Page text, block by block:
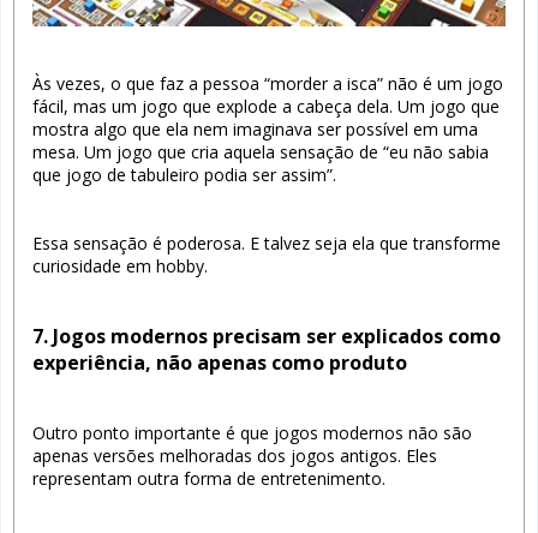
Às vezes, o que faz a pessoa “morder a isca” não é um jogo
fácil, mas um jogo que explode a cabeça dela. Um jogo que
mostra algo que ela nem imaginava ser possível em uma
mesa. Um jogo que cria aquela sensação de “eu não sabia
que jogo de tabuleiro podia ser assim”.
Essa sensação é poderosa. E talvez seja ela que transforme
curiosidade em hobby.
7. Jogos modernos precisam ser explicados como
experiência, não apenas como produto
Outro ponto importante é que jogos modernos não são
apenas versões melhoradas dos jogos antigos. Eles
representam outra forma de entretenimento.